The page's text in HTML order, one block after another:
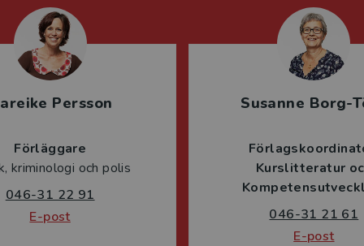
Persson
Förläggare
kriminologi och polis
046-31 22 91
E-post
Susanne Borg-
Kurslitteratur
046-31 21 61
E-post